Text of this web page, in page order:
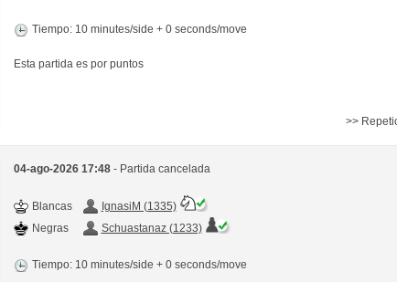
Tiempo: 10 minutes/side + 0 seconds/move
Esta partida es por puntos
>>
04-ago-2026 17:48 - Partida cancelada
Blancas
IgnasiM (1335)
Negras
Schuastanaz (1233)
Tiempo: 10 minutes/side + 0 seconds/move